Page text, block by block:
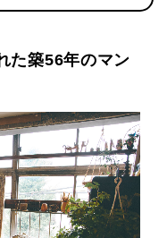
た築56年のマン